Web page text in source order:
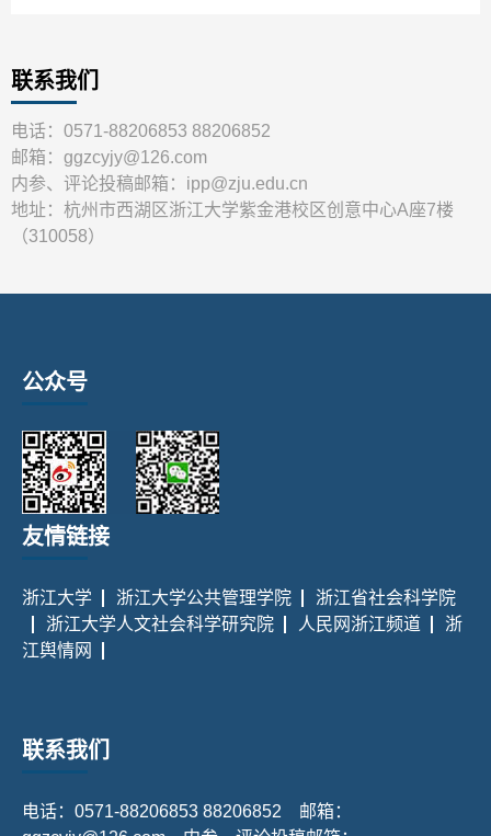
联系我们
电话：0571-88206853 88206852
邮箱：ggzcyjy@126.com
内参、评论投稿邮箱：ipp@zju.edu.cn
地址：杭州市西湖区浙江大学紫金港校区创意中心A座7楼
（310058）
公众号
友情链接
浙江大学 浙江大学公共管理学院
浙江省社会科学院
浙江大学人文社会科学研究院
人民网浙江频道
浙
江舆情网
联系我们
电话：0571-88206853 88206852 邮箱：